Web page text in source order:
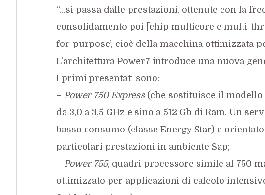
“…si passa dalle prestazioni, ottenute con la
consolidamento poi [chip multicore e multi-
for-purpose’, cioè della macchina ottimizzata
L’architettura Power7 introduce una nuova
I primi presentati sono:
– Power 750 Express(che sostituisce il modello
da 3,0 a 3,5 GHz e sino a 512 Gb di Ram. Un
basso consumo (classe Energy Star) e
particolari prestazioni in ambiente Sap;
– Power 755, quadri processore simile al 750
ottimizzato per applicazioni di calcolo